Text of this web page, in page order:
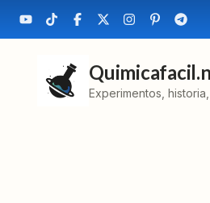
Experimentos,